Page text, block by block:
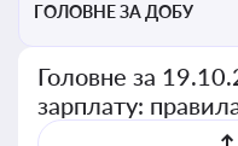
ГОЛОВНЕ ЗА ДОБУ
Головне за
зарплату: